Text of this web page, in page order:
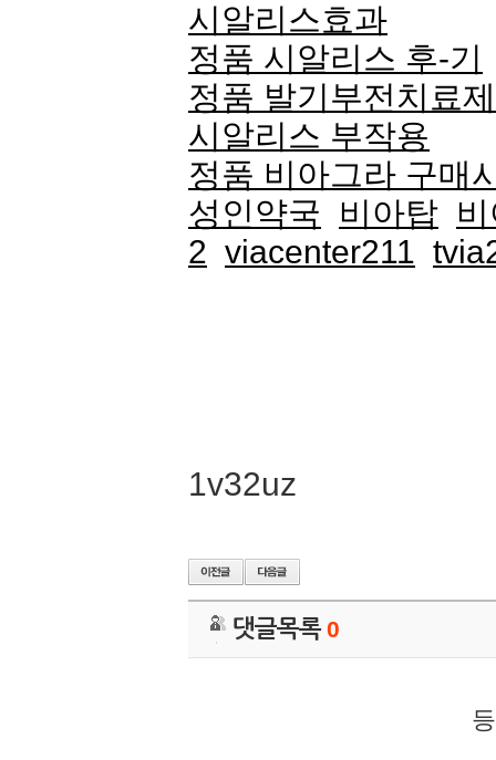
시알리스효과
정품 시알리스 후-기
정품 발기부전치료
시알리스 부작용
정품 비아그라 구매
성인약국
비아탑
2 viacenter211
1v32uz
댓글목록0